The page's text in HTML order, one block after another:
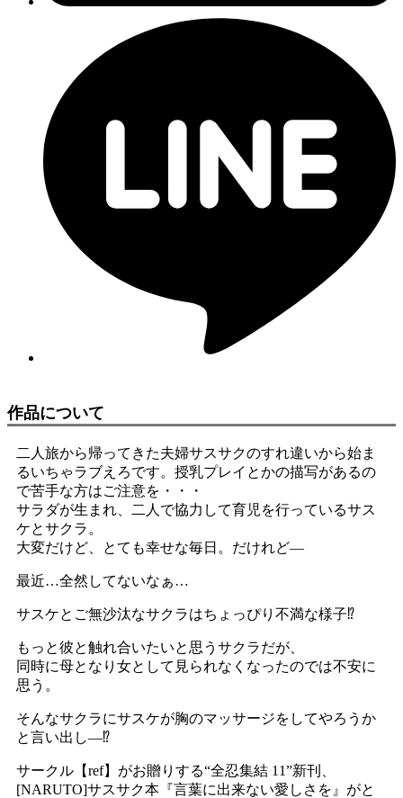
作品について
二人旅から帰ってきた夫婦サスサクのすれ違いから始ま
るいちゃラブえろです。授乳プレイとかの描写があるの
で苦手な方はご注意を・・・
サラダが生まれ、二人で協力して育児を行っているサス
ケとサクラ。
大変だけど、とても幸せな毎日。だけれど―
最近…全然してないなぁ…
サスケとご無沙汰なサクラはちょっぴり不満な様子⁉
もっと彼と触れ合いたいと思うサクラだが、
同時に母となり女として見られなくなったのでは不安に
思う。
そんなサクラにサスケが胸のマッサージをしてやろうか
と言い出し―⁉
サークル【ref】がお贈りする“全忍集結 11”新刊、
[NARUTO]サスサク本『言葉に出来ない愛しさを』がと